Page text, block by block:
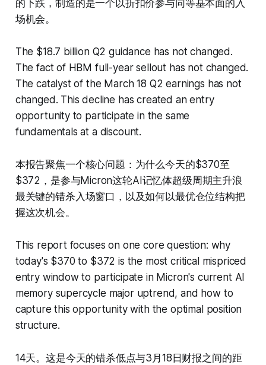
的下跌，制造的是一个以折扣价参与同等基本面的入
场机会。
The $18.7 billion Q2 guidance has not changed.
The fact of HBM full-year sellout has not changed.
The catalyst of the March 18 Q2 earnings has not
changed. This decline has created an entry
opportunity to participate in the same
fundamentals at a discount.
本报告聚焦一个核心问题：为什么今天的$370至
$372，是参与Micron这轮AI记忆体超级周期主升浪
最关键的错杀入场窗口，以及如何以最优仓位结构把
握这次机会。
This report focuses on one core question: why
today's $370 to $372 is the most critical mispriced
entry window to participate in Micron's current AI
memory supercycle major uptrend, and how to
capture this opportunity with the optimal position
structure.
14天。这是今天的错杀低点与3月18日财报之间的距